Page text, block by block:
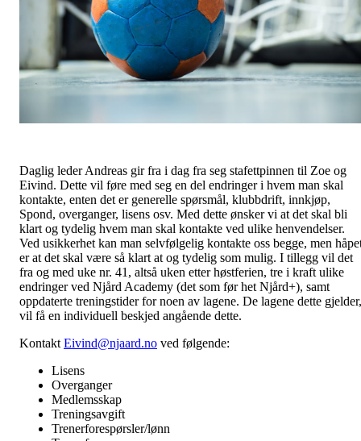
Daglig leder Andreas gir fra i dag fra seg stafettpinnen til Zoe og
Eivind. Dette vil føre med seg en del endringer i hvem man skal
kontakte, enten det er generelle spørsmål, klubbdrift, innkjøp,
Spond, overganger, lisens osv. Med dette ønsker vi at det skal bli
klart og tydelig hvem man skal kontakte ved ulike henvendelser.
Ved usikkerhet kan man selvfølgelig kontakte oss begge, men
er at det skal være så klart at og tydelig som mulig. I tillegg vil det
fra og med uke nr. 41, altså uken etter høstferien, tre i kraft ulike
endringer ved Njård Academy (det som før het Njård+), samt
oppdaterte treningstider for noen av lagene. De lagene dette gjelder,
vil få en individuell beskjed angående dette.
Kontakt Eivind@njaard.no ved følgende:
Lisens
Overganger
Medlemsskap
Treningsavgift
Trenerforespørsler/lønn